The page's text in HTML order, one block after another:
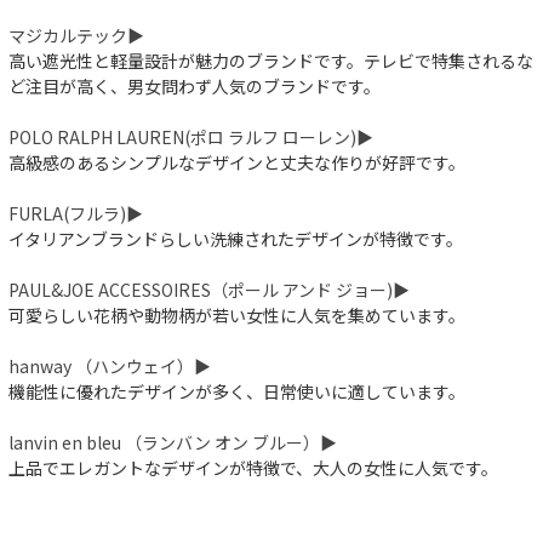
マジカルテック▶︎
高い遮光性と軽量設計が魅力のブランドです。テレビで特集されるな
ど注目が高く、男女問わず人気のブランドです。
POLO RALPH LAUREN(ポロ ラルフ ローレン)▶︎
高級感のあるシンプルなデザインと丈夫な作りが好評です。
FURLA(フルラ)▶︎
イタリアンブランドらしい洗練されたデザインが特徴です。
PAUL&JOE ACCESSOIRES（ポール アンド ジョー)▶︎
可愛らしい花柄や動物柄が若い女性に人気を集めています。
hanway （ハンウェイ）▶︎
機能性に優れたデザインが多く、日常使いに適しています。
lanvin en bleu （ランバン オン ブルー）▶︎
上品でエレガントなデザインが特徴で、大人の女性に人気です。